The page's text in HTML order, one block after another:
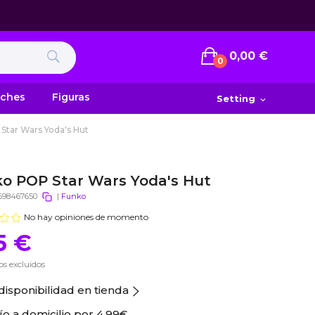
0 0,00 €
Figuras Setting expand_more
Wars Yoda's Hut
POP Star Wars Yoda's Hut
| Funko
No hay opiniones de momento
€
excluidos
en tienda